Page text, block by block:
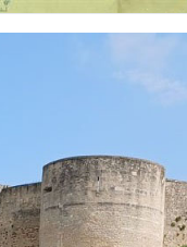
rubriques sont à votre